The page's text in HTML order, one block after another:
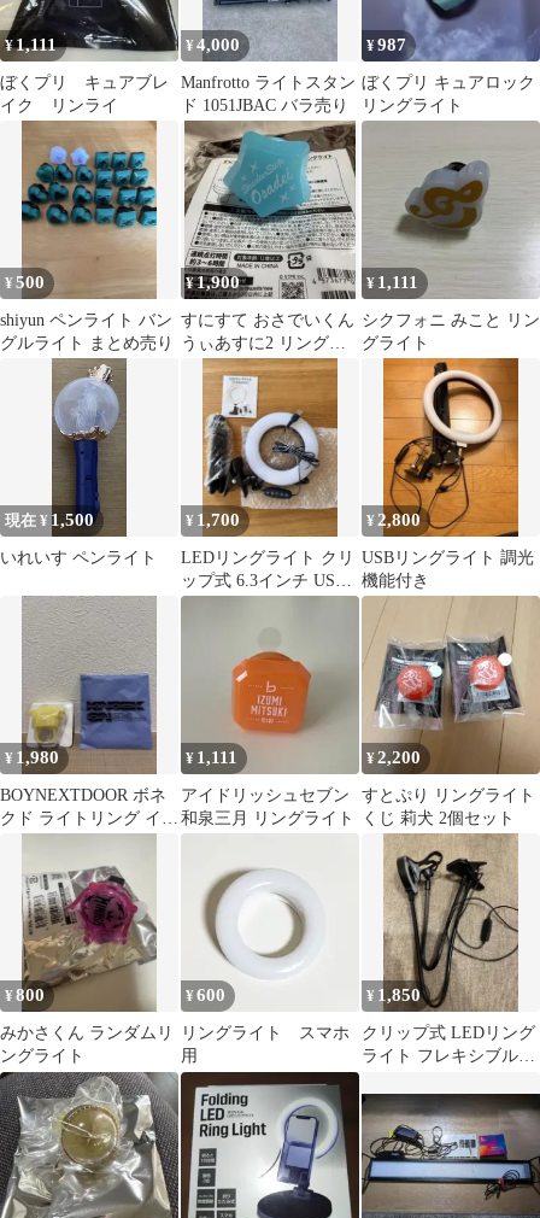
¥1,111
ぼくプリ キュアブレ
イク リンライ
¥4,000
Manfrotto ライトスタン
ド 1051JBAC バラ売り
¥987
ぼくプリ キュアロック
リングライト
¥500
shiyun ペンライト バン
グルライト まとめ売り
¥1,900
すにすて おさでいくん
うぃあすに2 リングラ
イト
¥ 1,111
シクフォニ みこと リン
グライト
現在 ¥ 1,500
いれいす ペンライト
¥ 1,700
LEDリングライト クリ
ップ式 6.3インチ USB
ポート
¥ 2,800
USBリングライト 調光
機能付き
¥ 1,980
BOYNEXTDOOR ボネ
クド ライトリング イハ
¥ 1,111
アイドリッシュセブン
和泉三月 リングライト
¥2,200
すとぷり リングライト
くじ 莉犬 2個セット
¥800
みかさくん ランダムリ
ングライト
¥600
リングライト スマホ
用
¥ 1,850
クリップ式 LEDリング
ライト フレキシブルア
式